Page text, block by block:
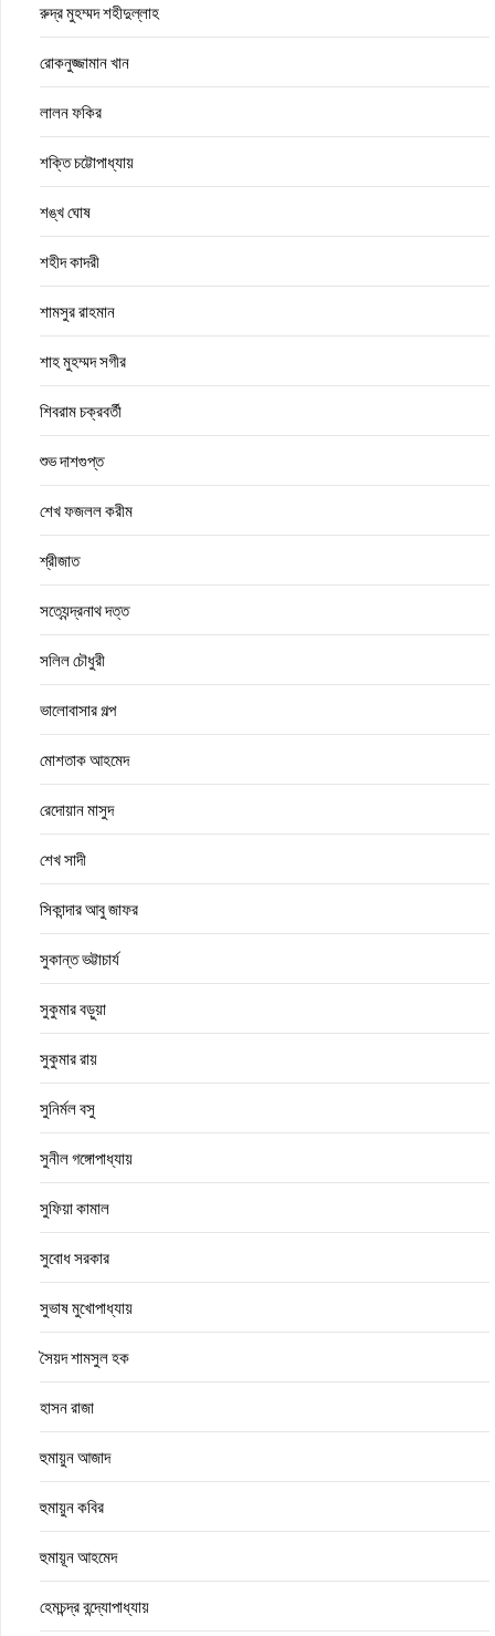
রুদ্র মুহম্মদ শহীদুল্লাহ
রোকনুজ্জামান খান
লালন ফকির
শক্তি চট্টোপাধ্যায়
শঙ্খ ঘোষ
শহীদ কাদরী
শামসুর রাহমান
শাহ মুহম্মদ সগীর
শিবরাম চক্রবর্তী
শুভ দাশগুপ্ত
শেখ ফজলল করীম
শ্রীজাত
সত্যেন্দ্রনাথ দত্ত
সলিল চৌধুরী
ভালোবাসার গল্প
মোশতাক আহমেদ
রেদোয়ান মাসুদ
শেখ সাদী
সিকান্দার আবু জাফর
সুকান্ত ভট্টাচার্য
সুকুমার বড়ুয়া
সুকুমার রায়
সুনির্মল বসু
সুনীল গঙ্গোপাধ্যায়
সুফিয়া কামাল
সুবোধ সরকার
সুভাষ মুখোপাধ্যায়
সৈয়দ শামসুল হক
হাসন রাজা
হুমায়ুন আজাদ
হুমায়ুন কবির
হুমায়ূন আহমেদ
হেমচন্দ্র বন্দ্যোপাধ্যায়